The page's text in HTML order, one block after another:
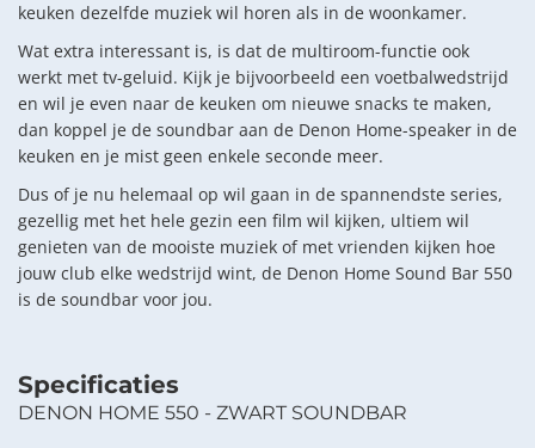
keuken dezelfde muziek wil horen als in de woonkamer.
Wat extra interessant is, is dat de multiroom-functie ook
werkt met tv-geluid. Kijk je bijvoorbeeld een voetbalwedstrijd
en wil je even naar de keuken om nieuwe snacks te maken,
dan koppel je de soundbar aan de Denon Home-speaker in de
keuken en je mist geen enkele seconde meer.
Dus of je nu helemaal op wil gaan in de spannendste series,
gezellig met het hele gezin een film wil kijken, ultiem wil
genieten van de mooiste muziek of met vrienden kijken hoe
jouw club elke wedstrijd wint, de Denon Home Sound Bar 550
is de soundbar voor jou.
Specificaties
DENON HOME 550 - ZWART SOUNDBAR